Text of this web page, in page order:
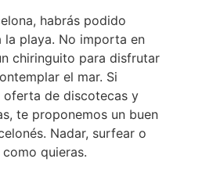
habrás podido
la playa. No importa en
chiringuito para disfrutar
el mar. Si
oferta de discotecas y
te proponemos un buen
Nadar, surfear o
quieras.